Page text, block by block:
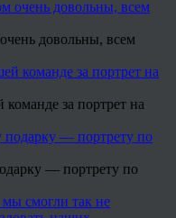
довольны, всем
за портрет на
— портрету по